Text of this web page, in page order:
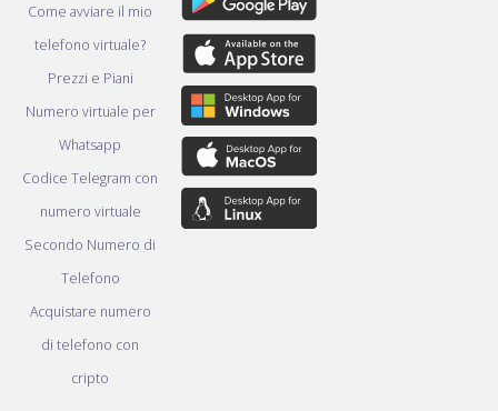
Come avviare il mio
telefono virtuale?
Prezzi e Piani
Numero virtuale per
Whatsapp
Codice Telegram con
numero virtuale
Secondo Numero di
Telefono
Acquistare numero
di telefono con
cripto